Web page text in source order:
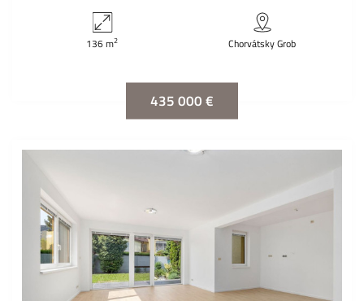
136 m2 Chorvátsky Grob
435 000 €